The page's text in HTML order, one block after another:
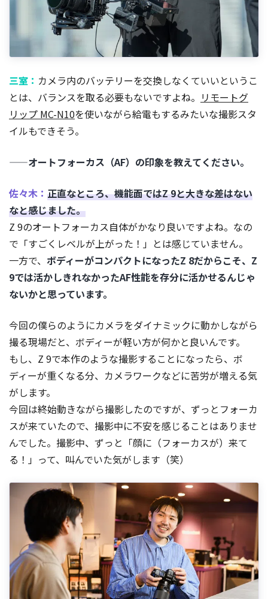
三室： カメラ内のバッテリーを交換しなくていいというこ
とは、バランスを取る必要もないですよね。 リモートグ
リップ MC-N10を使いながら給電もするみたいな撮影スタ
イルもできそう。
——オートフォーカス（AF）の印象を教えてください。
佐々木： 正直なところ、機能面ではZ 9と大きな差はない
なと感じました。
Z 9のオートフォーカス自体がかなり良いですよね。なの
で「すごくレベルが上がった！」とは感じていません。
一方で、 ボディーがコンパクトになったZ 8だからこそ、Z
9では活かしきれなかったAF性能を存分に活かせるんじゃ
ないかと思っています。
今回の僕らのようにカメラをダイナミックに動かしながら
撮る現場だと、ボディーが軽い方が何かと良いんです。
もし、Z 9で本作のような撮影することになったら、ボ
ディーが重くなる分、カメラワークなどに苦労が増える気
がします。
今回は終始動きながら撮影したのですが、ずっとフォーカ
スが来ていたので、撮影中に不安を感じることはありませ
んでした。撮影中、ずっと「顔に（フォーカスが）来て
る！」って、叫んでいた気がします（笑）